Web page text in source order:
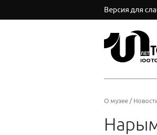
Версия для
О музее/